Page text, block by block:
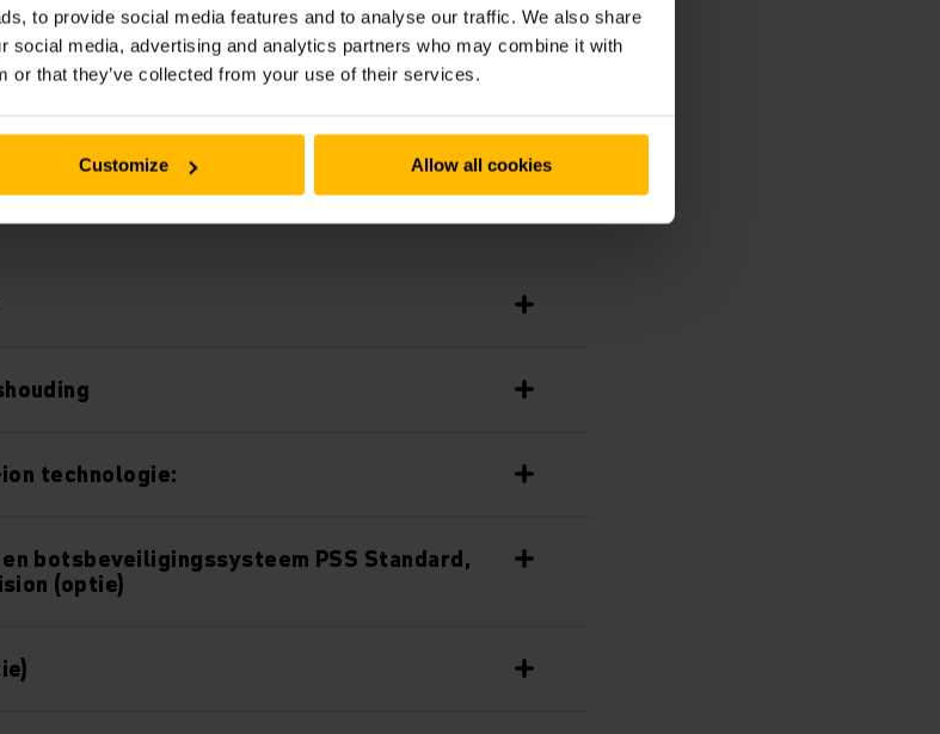
to provide social media features and to analyse our traffic. We also share
social media, advertising and analytics partners who may combine it with
or that they’ve collected from your use of their services.
Customize Allow all cookies
Features
technologie:
botsbeveiligingssysteem PSS Standard,
(optie)